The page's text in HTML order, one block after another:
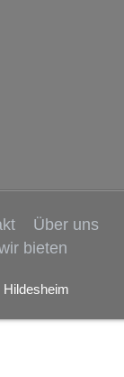
Über uns
bieten